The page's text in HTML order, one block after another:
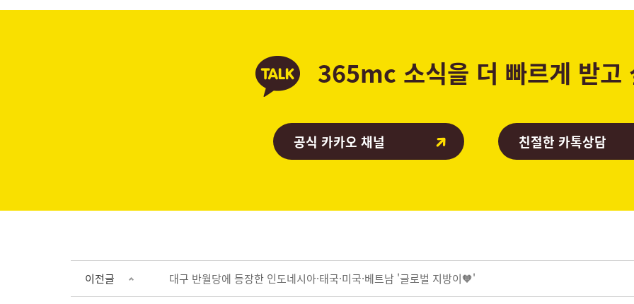
365mc 소식을 더 빠르게 받고
공식 카카오 채널 친절한 카톡상담
이전글 대구 반월당에 등장한 인도네시아·태국·미국·베트남 '글로벌 지방이🧡'